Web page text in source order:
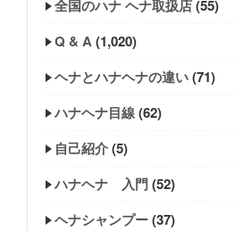
全国のハナ ヘナ取扱店(55)
Q & A(1,020)
ヘナとハナヘナの違い(71)
ハナヘナ目線(62)
自己紹介(5)
ハナヘナ 入門(52)
ヘナシャンプー(37)